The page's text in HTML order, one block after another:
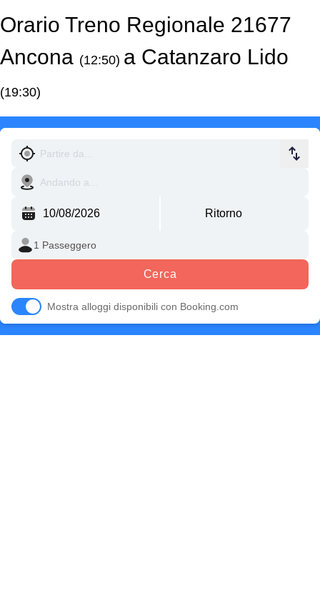
Orario Treno Regionale 21677
Ancona (12:50) a Catanzaro Lido
(19:30)
Cerca
Mostra alloggi disponibili con Booking.com